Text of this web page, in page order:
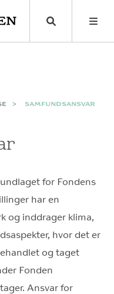
SAMFUNDSANSVAR
for Fondens
har en
og inddrager klima,
hvor det er
og taget
Fonden
Ansvar for